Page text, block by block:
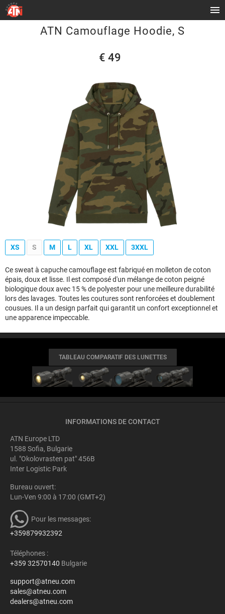
ATN Camouflage Hoodie, S
€ 49
XS S M L XL XXL 3XXL
Ce sweat à capuche camouflage est fabriqué en molleton de coton
épais, doux et lisse. Il est composé d'un mélange de coton peigné
biologique doux avec 15 % de polyester pour une meilleure durabilité
lors des lavages. Toutes les coutures sont renforcées et doublement
cousues. Il a un design parfait qui garantit un confort exceptionnel et
une apparence impeccable.
TABLEAU COMPARATIF DES LUNETTES
INFORMATIONS DE CONTACT
ATN Europe LTD
1588 Sofia, Bulgarie
ul. "Okolovrasten pat" 456B
Inter Logistic Park
Bureau ouvert:
Lun-Ven 9:00 à 17:00 (GMT+2)
Pour les messages:
+359879932392
Téléphones :
+359 32570140 Bulgarie
support@atneu.com
sales@atneu.com
dealers@atneu.com